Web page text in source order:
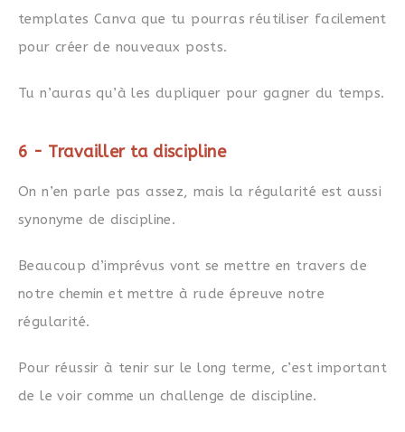
templates Canva que tu pourras réutiliser facilement
pour créer de nouveaux posts.
Tu n’auras qu’à les dupliquer pour gagner du temps.
6 - Travailler ta discipline
On n’en parle pas assez, mais la régularité est aussi
synonyme de discipline.
Beaucoup d’imprévus vont se mettre en travers de
notre chemin et mettre à rude épreuve notre
régularité.
Pour réussir à tenir sur le long terme, c’est important
de le voir comme un challenge de discipline.